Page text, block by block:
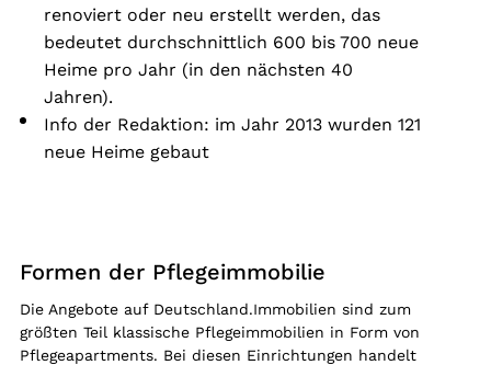
renoviert oder neu erstellt werden, das
bedeutet durchschnittlich 600 bis 700 neue
Heime pro Jahr (in den nächsten 40
Jahren).
Info der Redaktion: im Jahr 2013 wurden 121
neue Heime gebaut
Formen der Pflegeimmobilie
Die Angebote auf Deutschland.Immobilien sind zum
größten Teil klassische Pflegeimmobilien in Form von
Pflegeapartments. Bei diesen Einrichtungen handelt